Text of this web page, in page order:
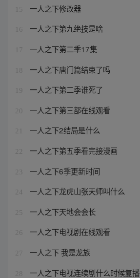
15 一人之下修改器
16 一人之下第九绝技是啥
17 一人之下第二季17集
18 一人之下唐门篇结束了吗
19 一人之下第二季谁死了
20 一人之下第三部在线观看
21 一人之下2结局是什么
22 一人之下第五季看完接漫画
23 一人之下6季更新时间
24 一人之下龙虎山张天师叫什么
25 一人之下天地会会长
26 一人之下电视剧在线观看
27 一人之下 我是龙族
28 一人之下电视连续剧什么时候复播